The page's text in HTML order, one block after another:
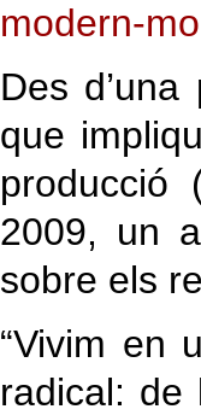
modern-
Des
que
producció
2009, un
sobre els
“Vivim en
radical: de